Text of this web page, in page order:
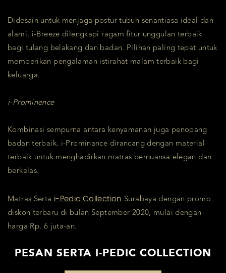
Didesain untuk menjaga postur tubuh senantiasa ideal dan
alami, i-Breeze dilengkapi ragam fitur unggulan terbaik
bagi tulang belakang dan badan. Pilihan paling tepat untuk
memberikan pengalaman istirahat malam terbaik bagi
keluarga.
i-Prominence
Kombinasi sempurna antara kenyamanan juga penopang
badan terbaik. i-Prominance dirancang dengan material
terbaik untuk menghadirkan matras bernuansa elegan dan
berkelas.
Matras Serta i-Pedic Collection Surabaya dengan promo
diskon terbaru di bulan September 2020, mulai dengan
harga Rp. 6 juta-an.
PESAN SERTA I-PEDIC COLLECTION